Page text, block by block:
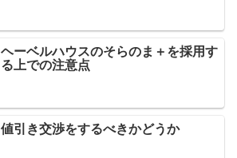
ヘーベルハウスのそらのま＋を採用す
る上での注意点
値引き交渉をするべきかどうか